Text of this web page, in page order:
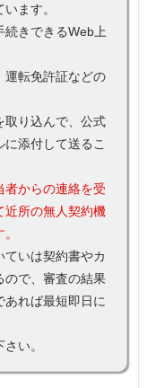
ます。
続きできるWeb上
運転免許証などの
取り込んで、公式
添付して送るこ
者からの連絡を受
近所の無人契約機
いは契約書やカ
ので、審査の結果
れば最短即日に
い。